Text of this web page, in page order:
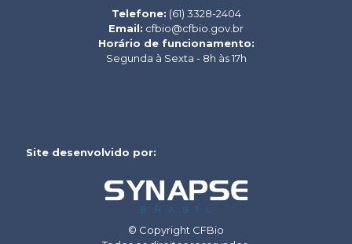
Telefone: (61) 3328-2404
Email: cfbio@cfbio.gov.br
Horário de funcionamento:
Segunda à Sexta - 8h às 17h
Site desenvolvido por:
© Copyright CFBio